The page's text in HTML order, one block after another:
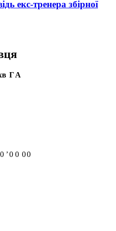
екс-тренера збірної
ГА
ʼ0 0 00